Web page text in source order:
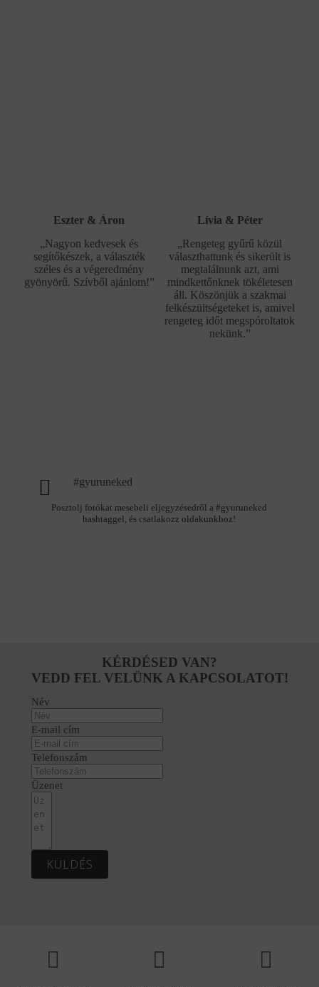
Eszter & Áron
„Nagyon kedvesek és
segítőkészek, a választék
széles és a végeredmény
gyönyörű. Szívből ajánlom!”
Lívia & Péter
„Rengeteg gyűrű közül
választhattunk és sikerült is
megtalálnunk azt, ami
mindkettőnknek tökéletesen
áll. Köszönjük a szakmai
felkészültségeteket is, amivel
rengeteg időt megspóroltatok
nekünk.”
#gyuruneked
Posztolj fotókat mesebeli eljegyzésedről a #gyuruneked
hashtaggel, és csatlakozz oldakunkhoz!
KÉRDÉSED VAN?
VEDD FEL VELÜNK A KAPCSOLATOT!
Név
E-mail cím
Telefonszám
Üzenet
KÜLDÉS